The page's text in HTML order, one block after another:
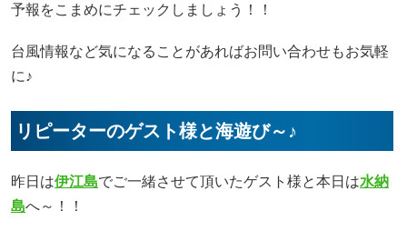
予報をこまめにチェックしましょう！！
台風情報など気になることがあればお問い合わせもお気軽
に♪
リピーターのゲスト様と海遊び～♪
昨日は伊江島でご一緒させて頂いたゲスト様と本日は水納
島へ～！！